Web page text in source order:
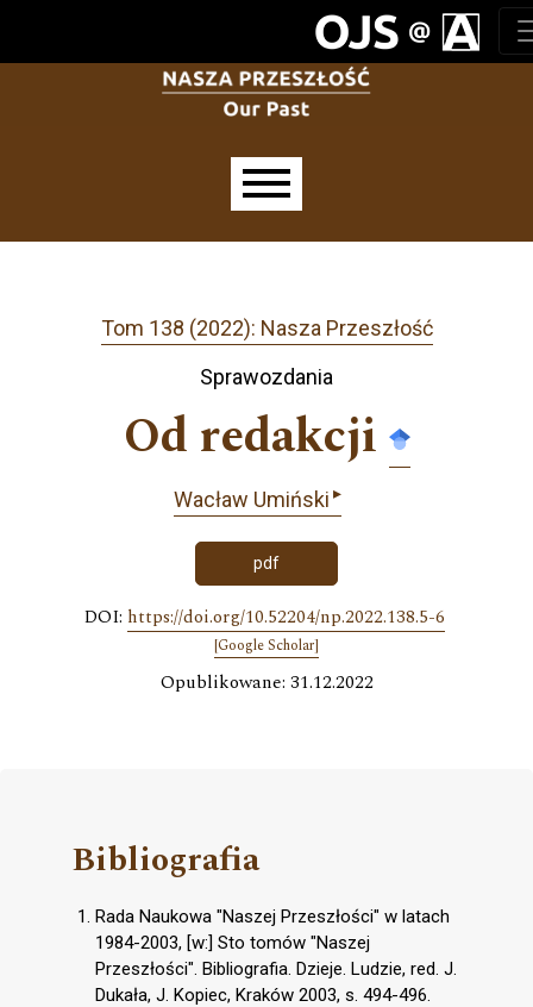
Tom 138 (2022): Nasza Przeszłość
Sprawozdania
Od redakcji
Wacław Umiński ▸
pdf
DOI: https://doi.org/10.52204/np.2022.138.5-6
[Google Scholar]
Opublikowane: 31.12.2022
Bibliografia
Rada Naukowa "Naszej Przeszłości" w latach
1984-2003, [w:] Sto tomów "Naszej
Przeszłości". Bibliografia. Dzieje. Ludzie, red. J.
Dukała, J. Kopiec, Kraków 2003, s. 494-496.